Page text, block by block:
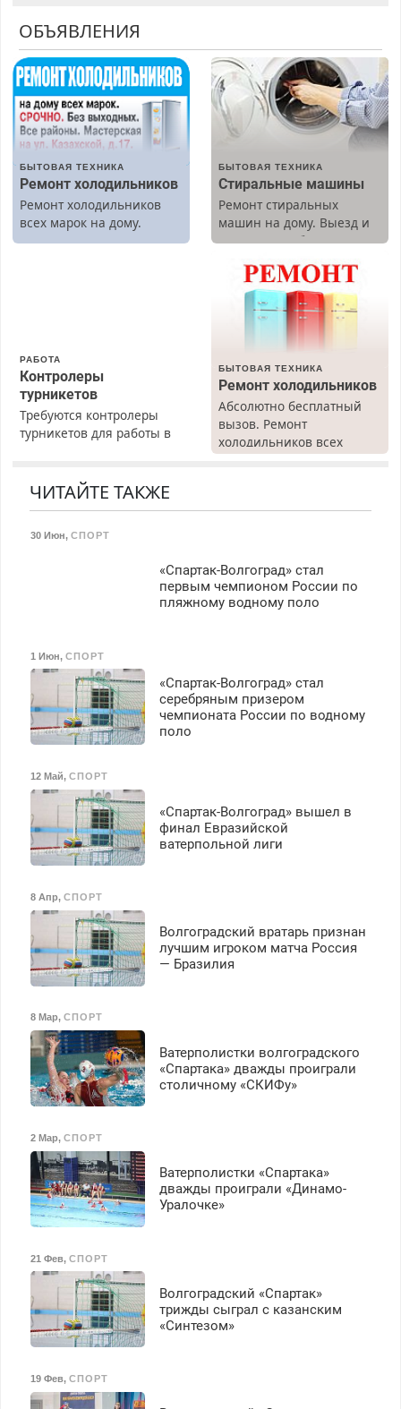
ОБЪЯВЛЕНИЯ
БЫТОВАЯ ТЕХНИКА
Ремонт холодильников
Ремонт холодильников
всех марок на дому.
БЫТОВАЯ ТЕХНИКА
Стиральные машины
Ремонт стиральных
машин на дому. Выезд и
диагностика бесплатно.
РАБОТА
Контролеры
турникетов
Требуются контролеры
турникетов для работы в
Прием по ТК РФ. График
З/п – до 96000 рублей до
выплачивается денежная
работа инспектором по
транспортной
безопасности с з/п до
125000 руб.
БЫТОВАЯ ТЕХНИКА
Ремонт холодильников
Абсолютно бесплатный
вызов. Ремонт
холодильников всех
Пенсионерам – скидки до
ЧИТАЙТЕ ТАКЖЕ
30 Июн, СПОРТ
«Спартак-Волгоград» стал
первым чемпионом России по
пляжному водному поло
1 Июн, СПОРТ
«Спартак-Волгоград» стал
серебряным призером
чемпионата России по водному
поло
12 Май, СПОРТ
«Спартак-Волгоград» вышел в
финал Евразийской
ватерпольной лиги
8 Апр, СПОРТ
Волгоградский вратарь признан
лучшим игроком матча Россия
— Бразилия
8 Мар, СПОРТ
Ватерполистки волгоградского
«Спартака» дважды проиграли
столичному «СКИФу»
2 Мар, СПОРТ
Ватерполистки «Спартака»
дважды проиграли «Динамо-
Уралочке»
21 Фев, СПОРТ
Волгоградский «Спартак»
трижды сыграл с казанским
«Синтезом»
19 Фев, СПОРТ